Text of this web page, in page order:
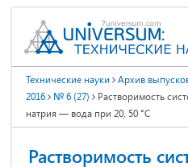
Технические науки
Архив
2016
№ 6 (27)
Растворимость
натрия –– вода при 20, 50 °C
Растворимость